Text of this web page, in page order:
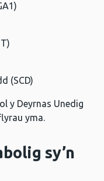
(SCD)
y Deyrnas Unedig
yma.
sy’n